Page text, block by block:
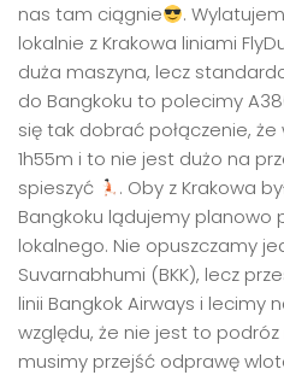
nas tam ciągnie
.
lokalnie z Krakowa liniami
duża maszyna, lecz
do Bangkoku to polecimy
się tak dobrać połączenie,
1h55m i to nie jest dużo na
spieszyć
. Oby z Krakowa
Bangkoku lądujemy planowo
lokalnego. Nie opuszczamy
Suvarnabhumi (BKK), lecz
linii Bangkok Airways i lecimy
względu, że nie jest to
musimy przejść odprawę